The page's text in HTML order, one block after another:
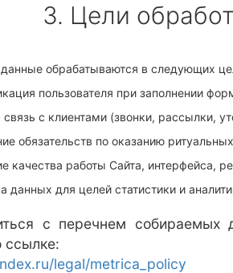
3. Цели
обрабатываются в следующих
пользователя при заполнении
с клиентами (звонки, рассылки,
обязательств по оказанию
качества работы Сайта, интерфейса,
данных для целей статистики и
с перечнем
legal/metrica_policy